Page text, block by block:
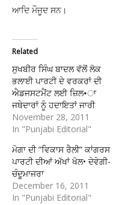
ਆਦਿ ਮੌਜੂਦ ਸਨ।
Related
ਸੁਖਬੀਰ ਸਿੰਘ ਬਾਦਲ ਵੱਲੋਂ ਲੋਕ
ਭਲਾਈ ਪਾਰਟੀ ਦੇ ਵਰਕਰਾਂ ਦੀ
ਐਡਜਸਟਮੈਂਟ ਲਈ ਜ਼ਿਲ•ਾ
ਜਥੇਦਾਰਾਂ ਨੂੰ ਹਦਾਇਤਾਂ ਜਾਰੀ
November 28, 2011
In "Punjabi Editorial"
ਮੋਗਾ ਦੀ ”ਵਿਕਾਸ ਰੈਲੀ” ਕਾਂਗਰਸ
ਪਾਰਟੀ ਦੀਆਂ ਅੱਖਾਂ ਖੋਲ• ਦੇਵੇਗੀ-
ਚੰਦੂਮਾਜਰਾ
December 16, 2011
In "Punjabi Editorial"